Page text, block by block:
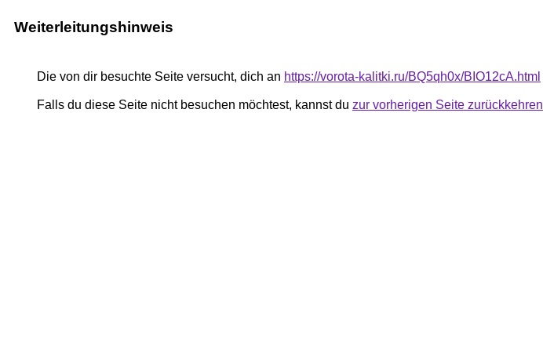
Weiterleitungshinweis
Die von dir besuchte Seite versucht, dich an https://vorota-kalitki.ru/BQ5qh0x/BIO12cA.html
Falls du diese Seite nicht besuchen möchtest, kannst du zur vorherigen Seite zurückkehren